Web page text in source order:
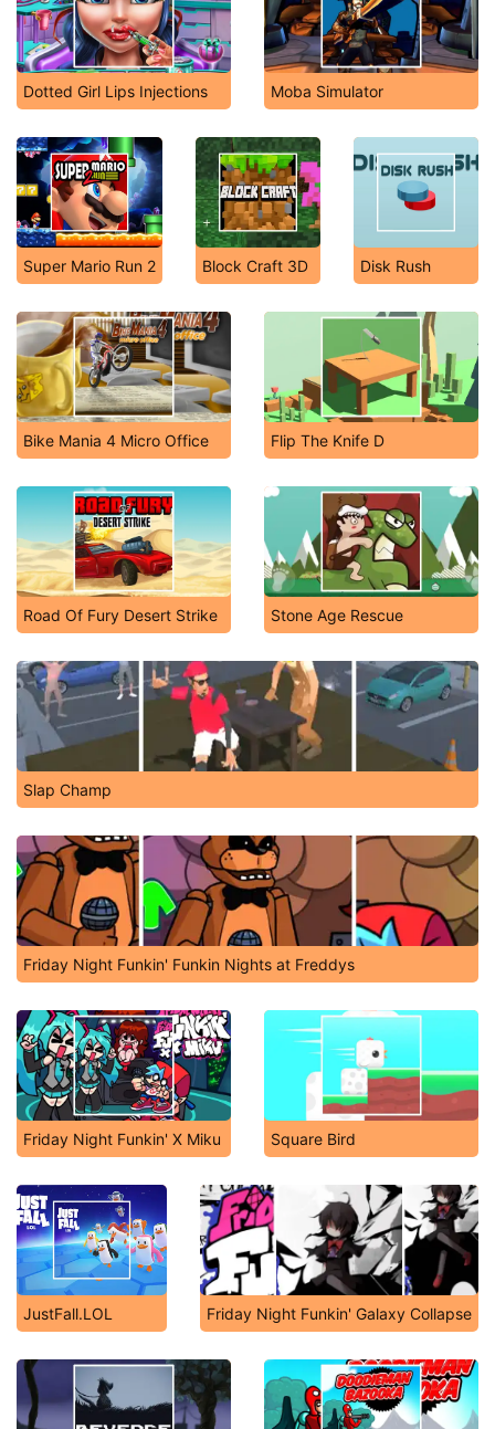
Dotted Girl Lips Injections Moba Simulator
Super Mario Run 2 Block Craft 3D Disk Rush
Bike Mania 4 Micro Office Flip The Knife D
Road Of Fury Desert Strike Stone Age Rescue
Slap Champ
Friday Night Funkin' Funkin Nights at Freddys
Friday Night Funkin' X Miku Square Bird
JustFall.LOL Friday Night Funkin' Galaxy Collapse